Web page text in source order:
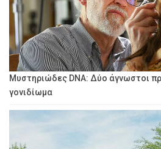
Μυστηριώδες DNA: Δύο άγνωστοι
γονιδίωμα